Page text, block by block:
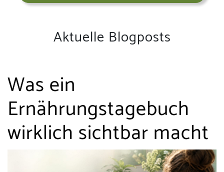
Aktuelle Blogposts
Was ein
Ernährungstagebuch
wirklich sichtbar macht